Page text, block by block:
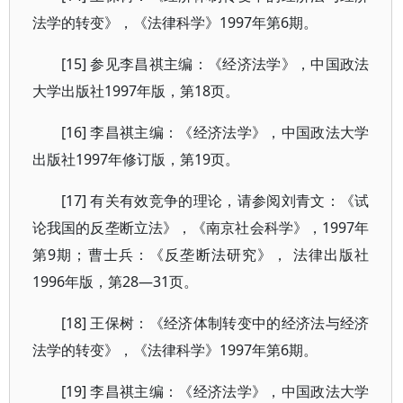
法学的转变》，《法律科学》1997年第6期。
[15] 参见李昌祺主编：《经济法学》，中国政法
大学出版社1997年版，第18页。
[16] 李昌祺主编：《经济法学》，中国政法大学
出版社1997年修订版，第19页。
[17] 有关有效竞争的理论，请参阅刘青文：《试
论我国的反垄断立法》，《南京社会科学》，1997年
第9期；曹士兵：《反垄断法研究》， 法律出版社
1996年版，第28—31页。
[18] 王保树：《经济体制转变中的经济法与经济
法学的转变》，《法律科学》1997年第6期。
[19] 李昌祺主编：《经济法学》，中国政法大学